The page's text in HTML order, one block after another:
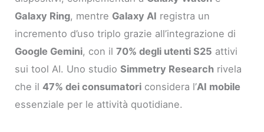
Galaxy Ring, mentre Galaxy AI registra un
incremento d’uso triplo grazie all’integrazione di
Google Gemini, con il70% degli utenti S25 attivi
sui tool AI. Uno studioSimmetry Research rivela
che il47% dei consumatori considera l’AI mobile
essenziale per le attività quotidiane.